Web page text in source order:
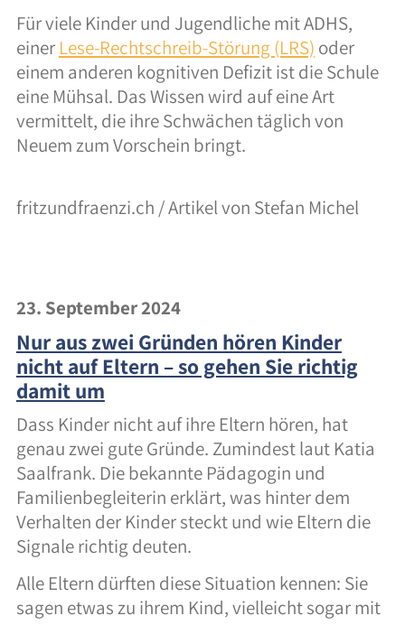
Für viele Kinder und Jugendliche mit ADHS,
einer Lese-Rechtschreib-Störung (LRS) oder
einem anderen kognitiven Defizit ist die Schule
eine Mühsal. Das Wissen wird auf eine Art
vermittelt, die ihre Schwächen täglich von
Neuem zum Vorschein bringt.
fritzundfraenzi.ch / Artikel von Stefan Michel
23. September 2024
Nur aus zwei Gründen hören Kinder
nicht auf Eltern – so gehen Sie richtig
damit um
Dass Kinder nicht auf ihre Eltern hören, hat
genau zwei gute Gründe. Zumindest laut Katia
Saalfrank. Die bekannte Pädagogin und
Familienbegleiterin erklärt, was hinter dem
Verhalten der Kinder steckt und wie Eltern die
Signale richtig deuten.
Alle Eltern dürften diese Situation kennen: Sie
sagen etwas zu ihrem Kind, vielleicht sogar mit